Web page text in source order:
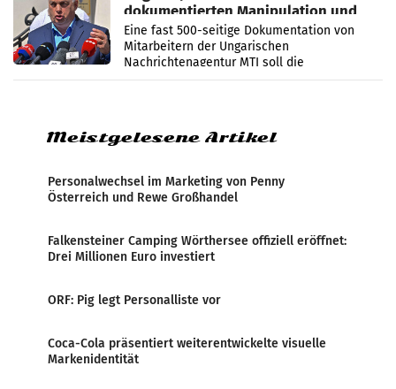
dokumentierten Manipulation und
Zensur
Eine fast 500-seitige Dokumentation von
Mitarbeitern der Ungarischen
Nachrichtenagentur MTI soll die
systematische Nachrichten-Manipulation und
Meistgelesene Artikel
Personalwechsel im Marketing von Penny
Österreich und Rewe Großhandel
Falkensteiner Camping Wörthersee offiziell eröffnet:
Drei Millionen Euro investiert
ORF: Pig legt Personalliste vor
Coca-Cola präsentiert weiterentwickelte visuelle
Markenidentität